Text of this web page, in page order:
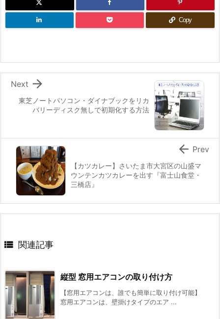
Copy
東芝ノートパソコン・ダイナブックをリカ
バリーディスク無しで初期化する方法

Next
【カツカレー】さいたま市大宮区の山盛マ
ウンテンカツカレーを出す『富士山食堂・
三橋店』
 Prev
 関連記事
縦型 窓用エアコンの取り付け方
【窓用エアコンは、誰でも簡単に取り付け可能】
窓用エアコンは、壁掛けタイプのエア ...